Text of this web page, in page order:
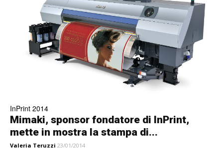
InPrint 2014
Mimaki, sponsor fondatore di InPrint,
mette in mostra la stampa di...
Valeria Teruzzi 23/01/2014